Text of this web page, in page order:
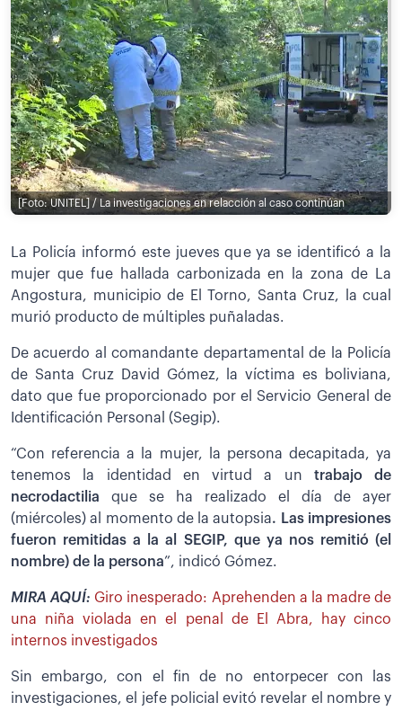
[Foto: UNITEL] / La investigaciones en relacción al caso continúan
La Policía informó este jueves que ya se identificó a la
mujer que fue hallada carbonizada en la zona de La
Angostura, municipio de El Torno, Santa Cruz, la cual
murió producto de múltiples puñaladas.
De acuerdo al comandante departamental de la Policía
de Santa Cruz David Gómez, la víctima es boliviana,
dato que fue proporcionado por el Servicio General de
Identificación Personal (Segip).
“Con referencia a la mujer, la persona decapitada, ya
tenemos la identidad en virtud a un trabajo de
necrodactilia que se ha realizado el día de ayer
(miércoles) al momento de la autopsia. Las impresiones
fueron remitidas a la al SEGIP, que ya nos remitió (el
nombre) de la persona”, indicó Gómez.
MIRA AQUÍ: Giro inesperado: Aprehenden a la madre de
una niña violada en el penal de El Abra, hay cinco
internos investigados
Sin embargo, con el fin de no entorpecer con las
investigaciones, el jefe policial evitó revelar el nombre y